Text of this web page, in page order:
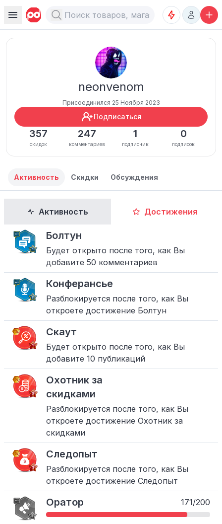
neonvenom
Присоединился 25 Ноября 2023
Подписаться
357
скидок
247
комментариев
1
подписчик
0
подписок
Активность Скидки Обсуждения
Активность Достижения
Болтун
Будет открыто после того, как Вы
добавите 50 комментариев
Конферансье
Разблокируется после того, как Вы
откроете достижение Болтун
Скаут
Будет открыто после того, как Вы
добавите 10 публикаций
Охотник за
скидками
Разблокируется после того, как Вы
откроете достижение Охотник за
скидками
Следопыт
Разблокируется после того, как Вы
откроете достижение Следопыт
Оратор 171/200